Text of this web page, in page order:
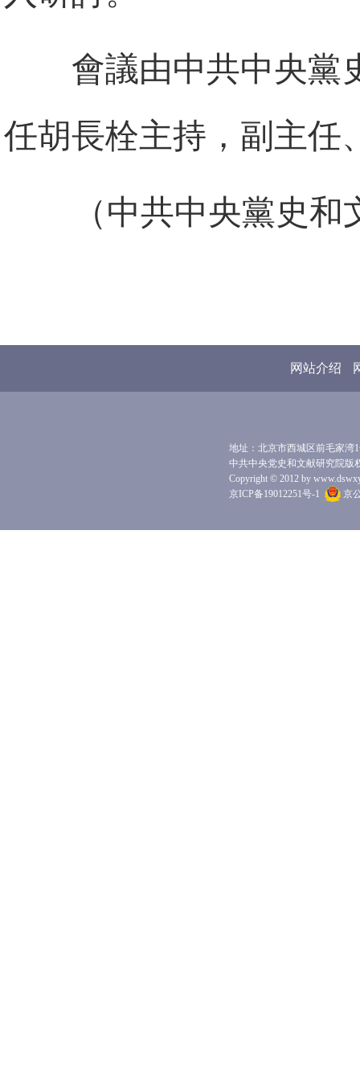
會議由中共中央黨
任胡長栓主持，副主任
（中共中央黨史
网站介绍
地址：北京市西城区前毛家湾
中共中央党史和文献研究院版
Copyright © 2012 by
京ICP备19012251号-1
京